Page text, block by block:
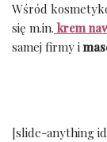
Wśród
się m.in. krem
samej firmy i
[slide-anything